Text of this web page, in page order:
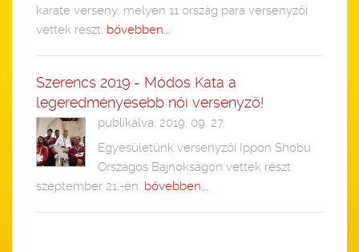
karate verseny, melyen 11 ország para versenyzői
vettek részt. bővebben...
Szerencs 2019 - Módos Kata a
legeredményesebb női versenyző!
publikálva: 2019. 09. 27.
Egyesületünk versenyzői Ippon Shobu
Országos Bajnokságon vettek részt
szeptember 21.-én. bővebben...